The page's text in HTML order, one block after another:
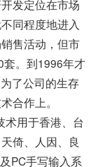
发定位在市场
同程度地进入
售活动，但市
套。到1996年才
了公司的生存
合作上。
术用于香港、台
倚、人因、良
PC手写输入系